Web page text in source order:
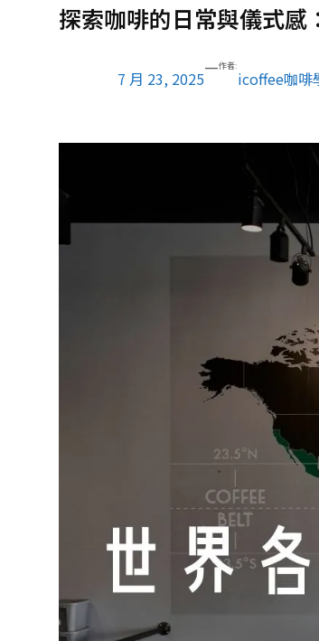
探索咖啡的日常與儀式感
7 月 23, 2025
—作者:
icoffee咖啡